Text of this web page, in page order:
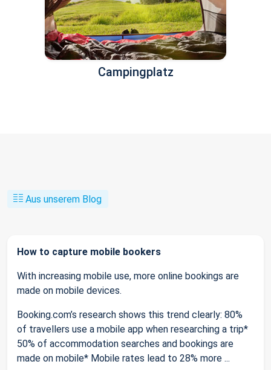
Campingplatz
Aus unserem Blog
How to capture mobile bookers
With increasing mobile use, more online bookings are
made on mobile devices.
Booking.com’s research shows this trend clearly: 80%
of travellers use a mobile app when researching a trip*
50% of accommodation searches and bookings are
made on mobile* Mobile rates lead to 28% more ...